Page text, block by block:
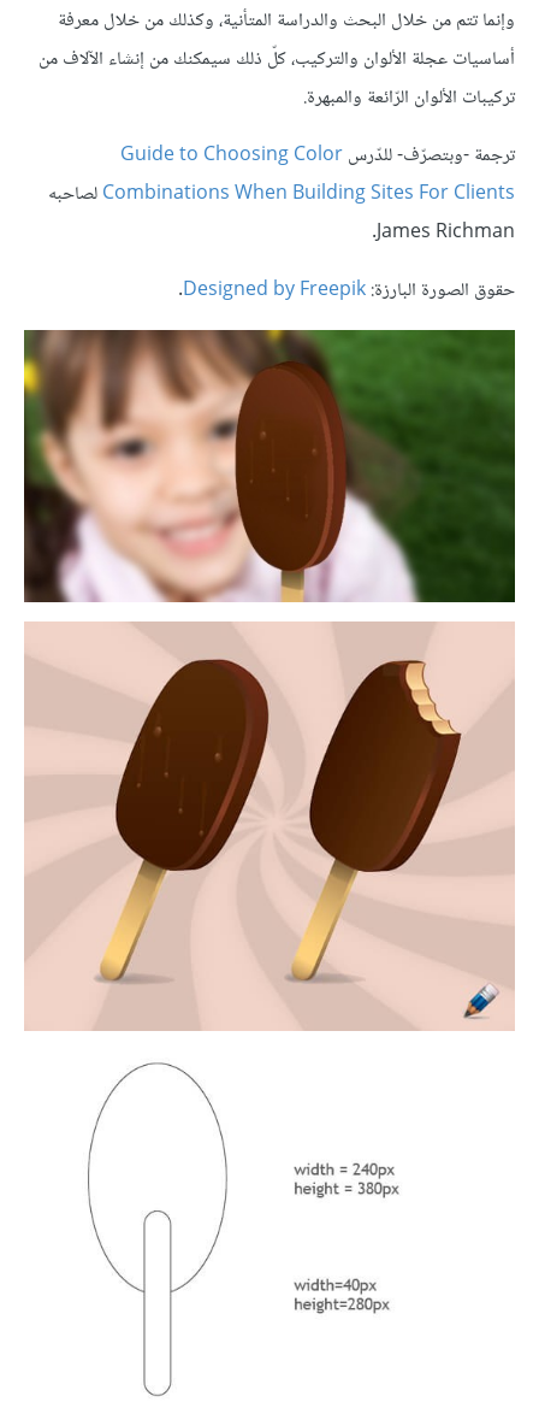
وإنما تتم من خلال البحث والدراسة المتأنية، وكذلك من خلال معرفة
أساسيات عجلة الألوان والتركيب، كلّ ذلك سيمكنك من إنشاء الآلاف من
تركيبات الألوان الرّائعة والمبهرة.
ترجمة -وبتصرّف- للدّرسGuide to Choosing Color
Combinations When Building Sites For Clientsلصاحبه
James Richman.
حقوق الصورة البارزة:Designed by Freepik
.